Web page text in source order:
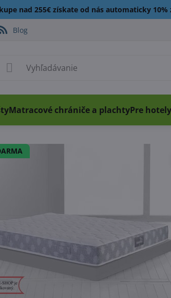
nad 255€ získate od nás automaticky
Blog
Matracové chrániče a plachtyPre hotely